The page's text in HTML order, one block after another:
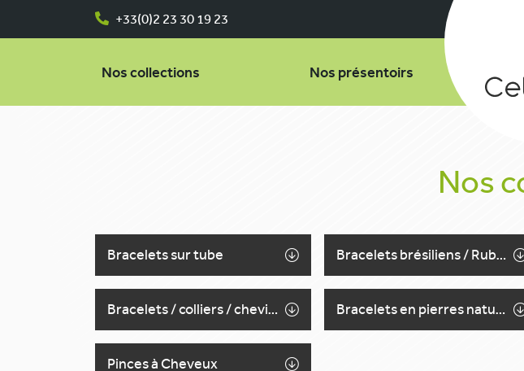
+33(0)2 23 30 19 23
Nos collections Nos présentoirs
Nos
Bracelets sur tube Bracelets brésiliens / Rubans messages
Bracelets / colliers / chevillères acier inoxydable Bracelets en pierres naturelles
Pinces à Cheveux